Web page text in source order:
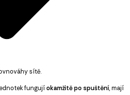
sítě.
fungujíokamžitě po spuštění, mají